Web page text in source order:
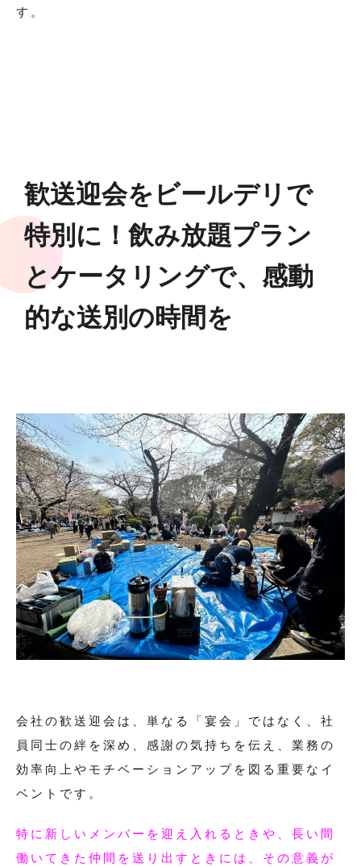
す。
歓送迎会をビールデリで
特別に！飲み放題プラン
とケータリングで、感動
的な送別の時間を
会社の歓送迎会は、単なる「宴会」ではなく、社
員同士の絆を深め、感謝の気持ちを伝え、業務の
効率向上やモチベーションアップを図る重要なイ
ベントです。
特に新しいメンバーを迎え入れるときや、長い間
働いてきた仲間を送り出すときには、その意義が